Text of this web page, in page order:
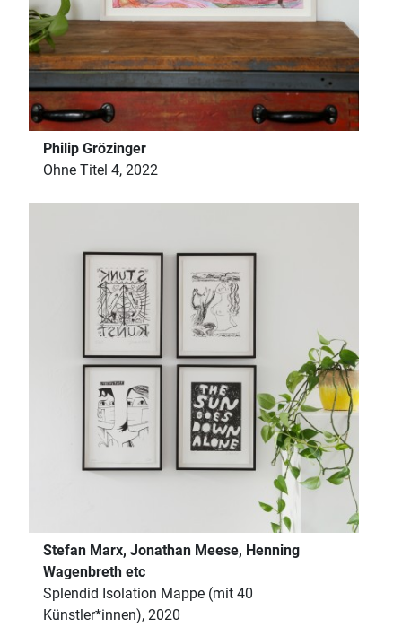
Philip Grözinger
Ohne Titel 4, 2022
Stefan Marx, Jonathan Meese, Henning
Wagenbreth etc
Splendid Isolation Mappe (mit 40
Künstler*innen), 2020